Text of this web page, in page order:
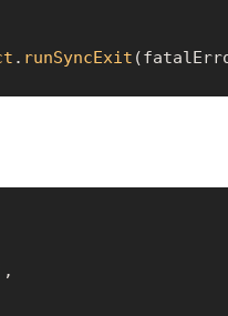
. runSyncExit
,